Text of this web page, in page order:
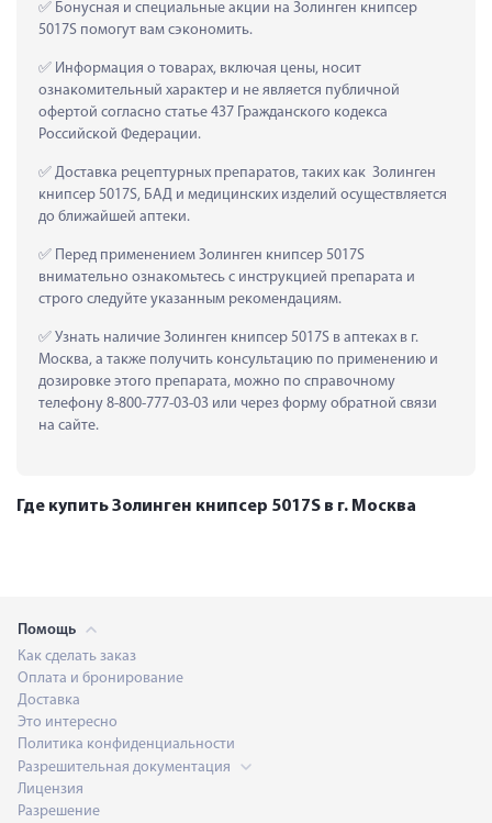
Бонусная и специальные акции на Золинген книпсер
5017S помогут вам сэкономить.
Информация о товарах, включая цены, носит
ознакомительный характер и не является публичной
офертой согласно статье 437 Гражданского кодекса
Российской Федерации.
Доставка рецептурных препаратов, таких как  Золинген
книпсер 5017S, БАД и медицинских изделий осуществляется
до ближайшей аптеки.
Перед применением Золинген книпсер 5017S
внимательно ознакомьтесь с инструкцией препарата и
строго следуйте указанным рекомендациям.
Узнать наличие Золинген книпсер 5017S в аптеках в г.
Москва, а также получить консультацию по применению и
дозировке этого препарата, можно по справочному
телефону 8-800-777-03-03 или через форму обратной связи
на сайте.
Где купить Золинген книпсер 5017S в г. Москва
Помощь
Как сделать заказ
Оплата и бронирование
Доставка
Это интересно
Политика конфиденциальности
Разрешительная документация
Лицензия
Разрешение